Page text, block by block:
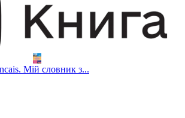
Мій словник з...